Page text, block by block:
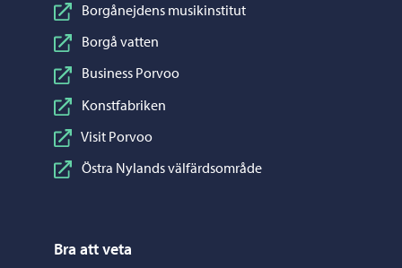
Borgånejdens musikinstitut
Borgå vatten
Business Porvoo
Konstfabriken
Visit Porvoo
Östra Nylands välfärdsområde
Bra att veta